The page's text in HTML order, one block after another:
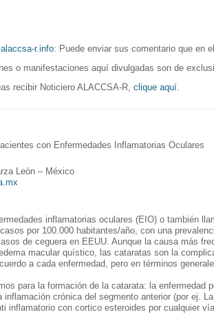
r.info: Puede enviar sus comentario que en
o manifestaciones aquí divulgadas son de
recibir Noticiero ALACCSA-R, clique aquí.
con Enfermedades Inflamatorias Oculares
León – México
inflamatorias oculares (EIO) o también
por 100.000 habitantes/año, con una
de ceguera en EEUU. Aunque la causa más
macular quístico, las cataratas son la
a cada enfermedad, pero en términos
para la formación de la catarata: la enfermedad
inflamación crónica del segmento anterior (por ej.
inflamatorio con cortico esteroides por cualquier vía.